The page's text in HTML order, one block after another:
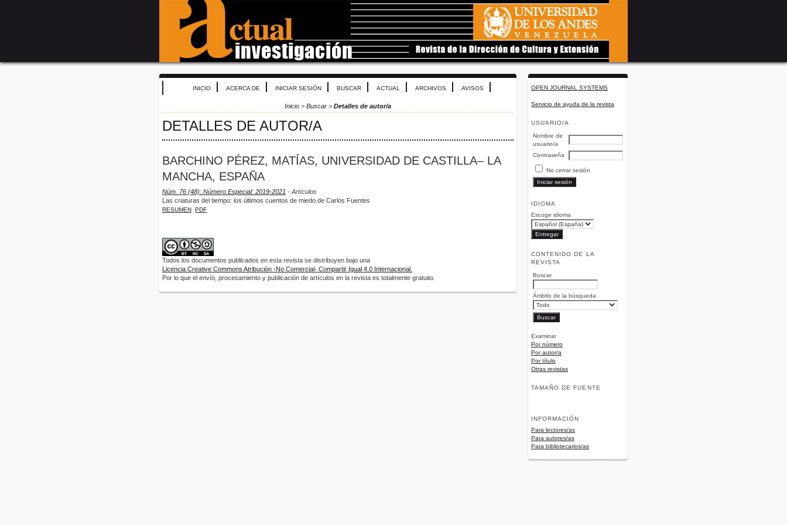
OPEN JOURNAL SYSTEMS
Servicio de ayuda de la revista
USUARIO/A
Nombre de
usuario/a
Contraseña
No cerrar sesión
IDIOMA
Escoge idioma
CONTENIDO DE LA
REVISTA
Buscar
Ámbito de la búsqueda
Examinar
Por número
Por autor/a
Por título
Otras revistas
TAMAÑO DE FUENTE
INFORMACIÓN
Para lectores/as
Para autores/as
Para bibliotecarios/as
INICIO ACERCA DE INICIAR SESIÓN BUSCAR ACTUAL ARCHIVOS AVISOS
Inicio > Buscar > Detalles de autor/a
DETALLES DE AUTOR/A
BARCHINO PÉREZ, MATÍAS, UNIVERSIDAD DE CASTILLA– LA
MANCHA, ESPAÑA
Núm. 76 (48): Número Especial: 2019-2021 - Artículos
Las criaturas del tiempo: los últimos cuentos de miedo de Carlos Fuentes
RESUMEN PDF
Todos los documentos publicados en esta revista se distribuyen bajo una
Licencia Creative Commons Atribución -No Comercial- Compartir Igual 4.0 Internacional.
Por lo que el envío, procesamiento y publicación de artículos en la revista es totalmente gratuito.